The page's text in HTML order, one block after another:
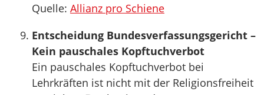
Quelle: Allianz pro Schiene
Entscheidung Bundesverfassungsgericht –
Kein pauschales Kopftuchverbot
Ein pauschales Kopftuchverbot bei
Lehrkräften ist nicht mit der Religionsfreiheit